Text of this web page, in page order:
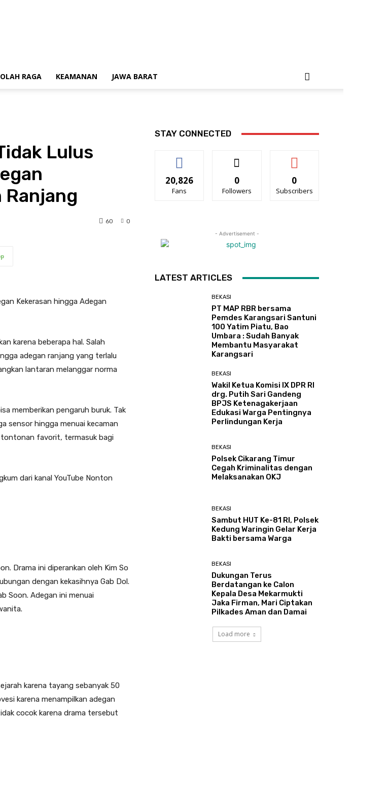
OLAH RAGA KEAMANAN JAWA BARAT
Lulus
Ranjang
0
60
Kekerasan hingga Adegan
karena beberapa hal. Salah
adegan ranjang yang terlalu
lantaran melanggar norma
memberikan pengaruh buruk. Tak
sensor hingga menuai kecaman
tontonan favorit, termasuk bagi
dari kanal YouTube Nonton
Drama ini diperankan oleh Kim So
dengan kekasihnya Gab Dol.
Soon. Adegan ini menuai
karena tayang sebanyak 50
karena menampilkan adegan
cocok karena drama tersebut
STAY CONNECTED
20,826
Fans
0
Followers
0
Subscribers
- Advertisement -
LATEST ARTICLES
BEKASI
PT MAP RBR bersama
Pemdes Karangsari Santuni
100 Yatim Piatu, Bao
Umbara : Sudah Banyak
Membantu Masyarakat
Karangsari
BEKASI
Wakil Ketua Komisi IX DPR RI
drg. Putih Sari Gandeng
BPJS Ketenagakerjaan
Edukasi Warga Pentingnya
Perlindungan Kerja
BEKASI
Polsek Cikarang Timur
Cegah Kriminalitas dengan
Melaksanakan OKJ
BEKASI
Sambut HUT Ke-81 RI, Polsek
Kedung Waringin Gelar Kerja
Bakti bersama Warga
BEKASI
Dukungan Terus
Berdatangan ke Calon
Kepala Desa Mekarmukti
Jaka Firman, Mari Ciptakan
Pilkades Aman dan Damai
Load more